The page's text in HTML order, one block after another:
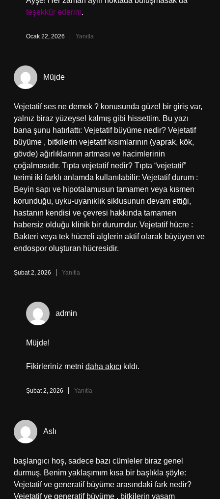
teşekkür ederim.
Ocak 22, 2026 Yanıtla
Müjde
Vejetatif ses ne demek ? konusunda güzel bir giriş var,
yalnız biraz yüzeysel kalmış gibi hissettim. Bu yazı
bana şunu hatırlattı: Vejetatif büyüme nedir? Vejetatif
büyüme , bitkilerin vejetatif kısımlarının (yaprak, kök,
gövde) ağırlıklarının artması ve hacimlerinin
çoğalmasıdır. Tıpta vejetatif nedir? Tıpta “vejetatif”
terimi iki farklı anlamda kullanılabilir: Vejetatif durum :
Beyin sapı ve hipotalamusun tamamen veya kısmen
korunduğu, uyku-uyanıklık siklusunun devam ettiği,
hastanın kendisi ve çevresi hakkında tamamen
habersiz olduğu klinik bir durumdur. Vejetatif hücre :
Bakteri veya tek hücreli alglerin aktif olarak büyüyen ve
endospor oluşturan hücresidir.
Şubat 2, 2026 Yanıtla
admin
Müjde!
Fikirleriniz metni daha akıcı kıldı.
Şubat 2, 2026 Yanıtla
Aslı
başlangıcı hoş, sadece bazı cümleler biraz genel
durmuş. Benim yaklaşımım kısa bir başlıkla şöyle:
Vejetatif ve generatif büyüme arasındaki fark nedir?
Vejetatif ve generatif büyüme , bitkilerin yaşam